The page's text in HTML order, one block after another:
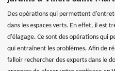
Des opérations qui permettent
dans les espaces verts. En effet, il est
d'élagage. Ce sont des opérations qui
qui entraînent les problèmes. Afin de
falloir rechercher des experts dans le